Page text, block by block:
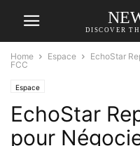
DISCOVER
Home Espace
EchoStar
FCC
Espace
EchoStar
pour